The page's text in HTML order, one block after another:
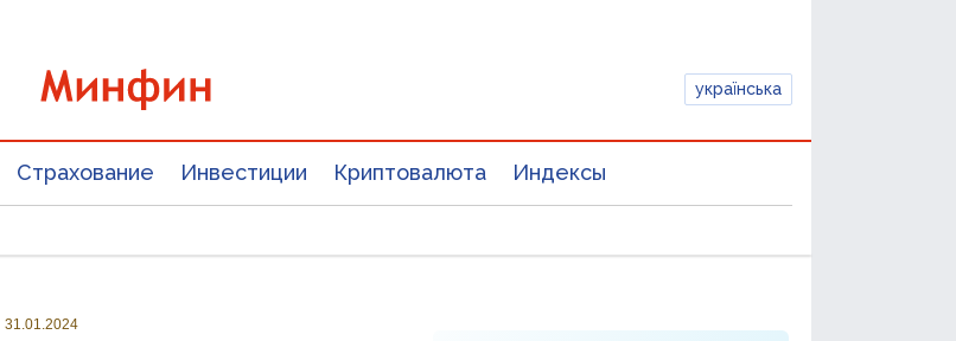
українська
Страхование Инвестиции Криптовалюта Индексы
31.01.2024